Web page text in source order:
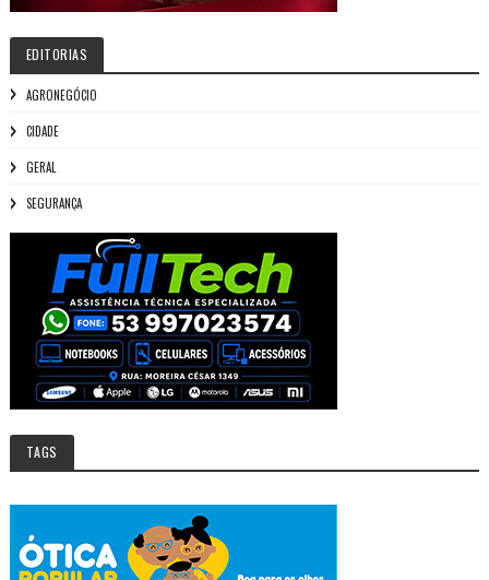
EDITORIAS
AGRONEGÓCIO
CIDADE
GERAL
SEGURANÇA
TAGS